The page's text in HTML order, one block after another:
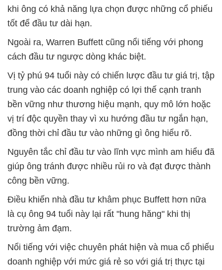
khi ông có khả năng lựa chọn được những cổ phiếu
tốt để đầu tư dài hạn.
Ngoài ra, Warren Buffett cũng nổi tiếng với phong
cách đầu tư ngược dòng khác biệt.
Vị tỷ phú 94 tuổi này có chiến lược đầu tư giá trị, tập
trung vào các doanh nghiệp có lợi thế cạnh tranh
bền vững như thương hiệu mạnh, quy mô lớn hoặc
vị trí độc quyền thay vì xu hướng đầu tư ngắn hạn,
đồng thời chỉ đầu tư vào những gì ông hiểu rõ.
Nguyên tắc chỉ đầu tư vào lĩnh vực mình am hiểu đã
giúp ông tránh được nhiều rủi ro và đạt được thành
công bền vững.
Điều khiến nhà đầu tư khâm phục Buffett hơn nữa
là cụ ông 94 tuổi này lại rất "hung hăng" khi thị
trường ảm đạm.
Nổi tiếng với việc chuyên phát hiện và mua cổ phiếu
doanh nghiệp với mức giá rẻ so với giá trị thực tại